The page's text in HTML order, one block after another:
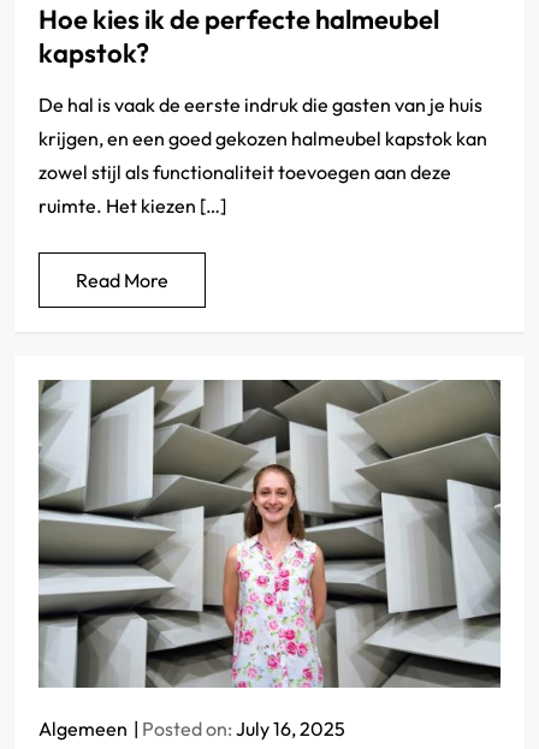
Hoe kies ik de perfecte halmeubel
kapstok?
De hal is vaak de eerste indruk die gasten van je huis
krijgen, en een goed gekozen halmeubel kapstok kan
zowel stijl als functionaliteit toevoegen aan deze
ruimte. Het kiezen […]
Read More
Algemeen Posted on: July 16, 2025